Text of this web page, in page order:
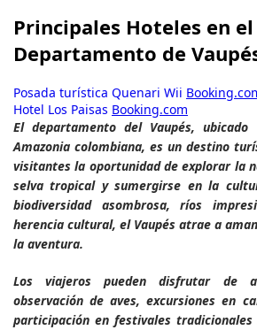
Principales Hoteles en el
Departamento de
Posada turística Quenari Wii
Hotel Los Paisas Booking.com
El departamento del Vaupés,
Amazonia colombiana, es un destino
visitantes la oportunidad de explorar la
selva tropical y sumergirse en la
biodiversidad asombrosa, ríos
herencia cultural, el Vaupés atrae a
la aventura.
Los viajeros pueden disfrutar de
observación de aves, excursiones en
participación en festivales